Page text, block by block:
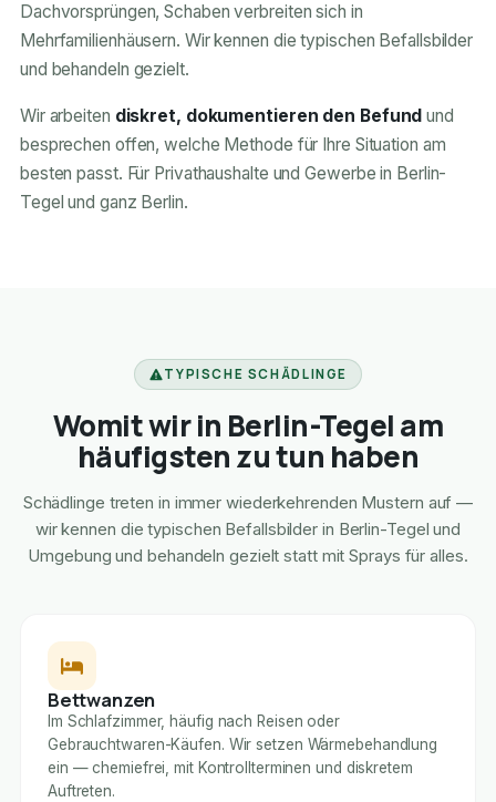
Dachvorsprüngen, Schaben verbreiten sich in
Mehrfamilienhäusern. Wir kennen die typischen Befallsbilder
und behandeln gezielt.
Wir arbeiten diskret, dokumentieren den Befund und
besprechen offen, welche Methode für Ihre Situation am
besten passt. Für Privathaushalte und Gewerbe in Berlin-
Tegel und ganz Berlin.
TYPISCHE SCHÄDLINGE
Womit wir in Berlin-Tegel am
häufigsten zu tun haben
Schädlinge treten in immer wiederkehrenden Mustern auf —
wir kennen die typischen Befallsbilder in Berlin-Tegel und
Umgebung und behandeln gezielt statt mit Sprays für alles.
Bettwanzen
Im Schlafzimmer, häufig nach Reisen oder
Gebrauchtwaren-Käufen. Wir setzen Wärmebehandlung
ein — chemiefrei, mit Kontrollterminen und diskretem
Auftreten.